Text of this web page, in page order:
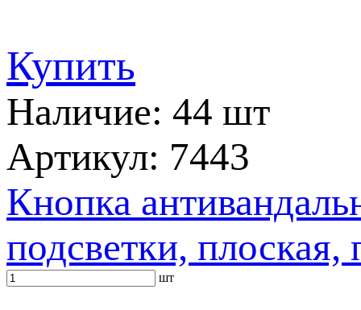
Купить
Наличие: 44 шт
Артикул: 7443
Кнопка
подсветки, плоская,
шт